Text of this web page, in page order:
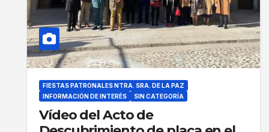
FIESTAS PATRONALES NTRA. SRA. DE LA PAZ
INFORMACIÓN DE INTERÉS
SIN CATEGORÍA
Vídeo del Acto de